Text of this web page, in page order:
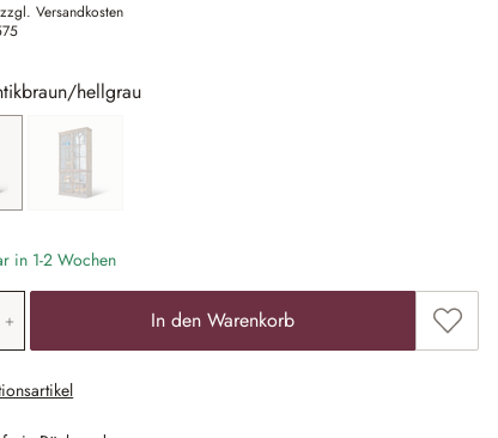
Versandkosten
hellgrau
hellgraugraubraun/weiß
(Diese Option ist zurzeit nicht verfügbar.)
in 1-2 Wochen
Anzahl: Gib den gewünschten Wert
In den Warenkorb Zum